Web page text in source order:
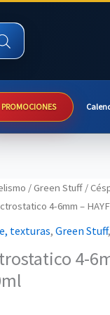
PROMOCIONES
/Green Stuff/
4-6mm –
texturas, Green Stuff,
4-